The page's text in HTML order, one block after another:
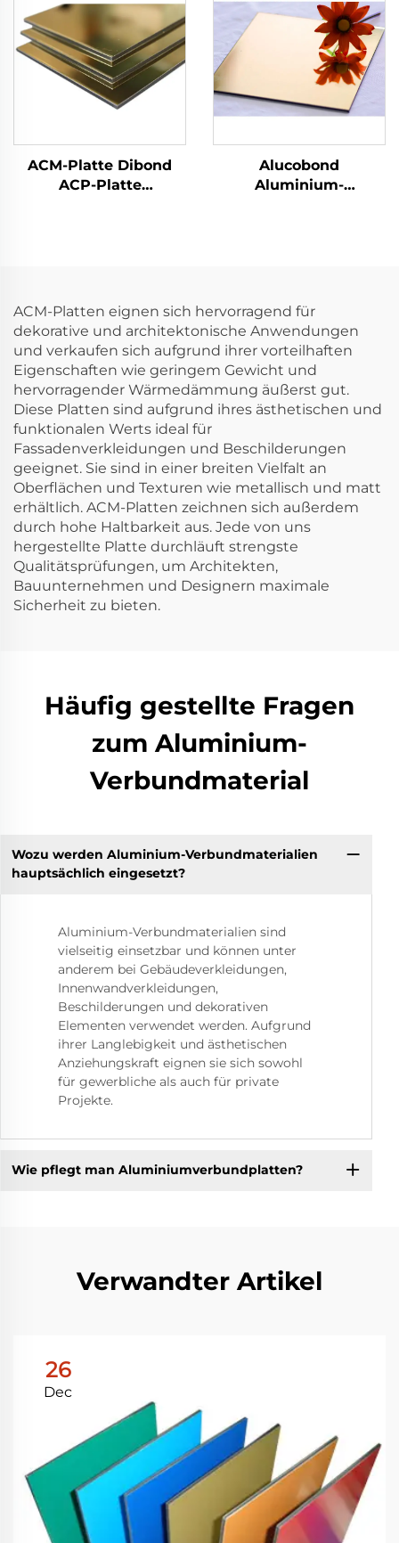
ACM-Platte Dibond
ACP-Platte
Alucobond
Aluminium-
ACM-Platten eignen sich hervorragend für
dekorative und architektonische Anwendungen
und verkaufen sich aufgrund ihrer vorteilhaften
Eigenschaften wie geringem Gewicht und
hervorragender Wärmedämmung äußerst gut.
Diese Platten sind aufgrund ihres ästhetischen und
funktionalen Werts ideal für
Fassadenverkleidungen und Beschilderungen
geeignet. Sie sind in einer breiten Vielfalt an
Oberflächen und Texturen wie metallisch und matt
erhältlich. ACM-Platten zeichnen sich außerdem
durch hohe Haltbarkeit aus. Jede von uns
hergestellte Platte durchläuft strengste
Qualitätsprüfungen, um Architekten,
Bauunternehmen und Designern maximale
Sicherheit zu bieten.
Häufig gestellte Fragen
zum Aluminium-
Verbundmaterial
Wozu werden Aluminium-Verbundmaterialien
hauptsächlich eingesetzt?
Aluminium-Verbundmaterialien sind
vielseitig einsetzbar und können unter
anderem bei Gebäudeverkleidungen,
Innenwandverkleidungen,
Beschilderungen und dekorativen
Elementen verwendet werden. Aufgrund
ihrer Langlebigkeit und ästhetischen
Anziehungskraft eignen sie sich sowohl
für gewerbliche als auch für private
Projekte.
Wie pflegt man Aluminiumverbundplatten?
Verwandter Artikel
26
Dec